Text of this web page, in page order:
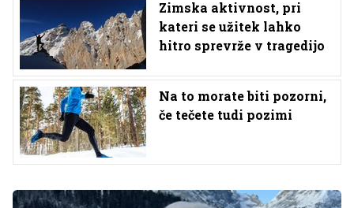
Zimska aktivnost, pri
kateri se užitek lahko
hitro sprevrže v tragedijo
Na to morate biti pozorni,
če tečete tudi pozimi